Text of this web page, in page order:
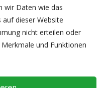
wir Daten wie das
dieser Website
nicht erteilen oder
und Funktionen